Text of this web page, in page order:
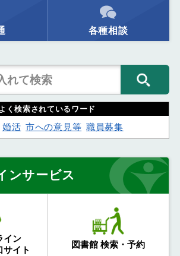
各種相談
く検索されているワード
婚活 市への意見等 職員募集
ンサービス
イン
サイト
図書館 検索・予約